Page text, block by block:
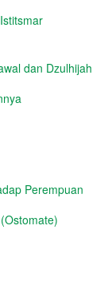
dan Dzulhijah
Perempuan